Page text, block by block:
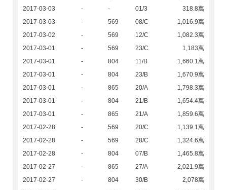
2017-03-03
- - 01/3
318.8萬
2017-03-03
- 569 08/C
1,016.9萬
2017-03-02
- 569 12/C
1,082.3萬
2017-03-01
- 569 23/C
1,183萬
2017-03-01
- 804 11/B
1,660.1萬
2017-03-01
- 804 23/B
1,670.9萬
2017-03-01
- 865 20/A
1,798.3萬
2017-03-01
- 804 21/B
1,654.4萬
2017-03-01
- 865 21/A
1,859.6萬
2017-02-28
- 569 20/C
1,139.1萬
2017-02-28
- 569 28/C
1,324.6萬
2017-02-28
- 804 07/B
1,465.8萬
2017-02-27
- 865 27/A
2,021.9萬
2017-02-27
- 804 30/B
2,078萬